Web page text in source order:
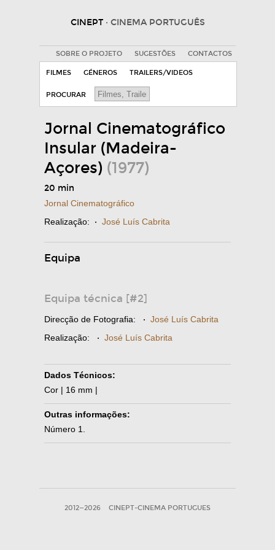
CINEPT · CINEMA PORTUGUÊS
SOBRE O PROJETO SUGESTÕES CONTACTOS
FILMES GÉNEROS TRAILERS/VIDEOS
PROCURAR
Jornal Cinematográfico
Insular (Madeira-
Açores) (1977)
20 min
Jornal Cinematográfico
Realização: · José Luís Cabrita
Equipa
Equipa técnica [#2]
Direcção de Fotografia: · José Luís Cabrita
Realização: · José Luís Cabrita
Dados Técnicos:
Cor | 16 mm |
Outras informações:
Número 1.
2012—2026 CINEPT-CINEMA PORTUGUES